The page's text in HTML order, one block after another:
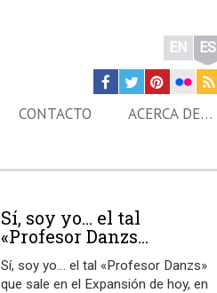
EN ES
CONTACTO ACERCA DE…
Sí, soy yo… el tal
«Profesor Danzs...
Sí, soy yo… el tal «Profesor Danzs»
que sale en el Expansión de hoy, en